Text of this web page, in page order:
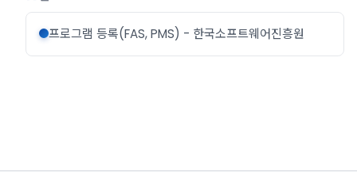
프로그램 등록(FAS, PMS) - 한국소프트웨어진흥원